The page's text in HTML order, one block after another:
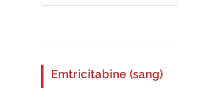
Emtricitabine (sang)